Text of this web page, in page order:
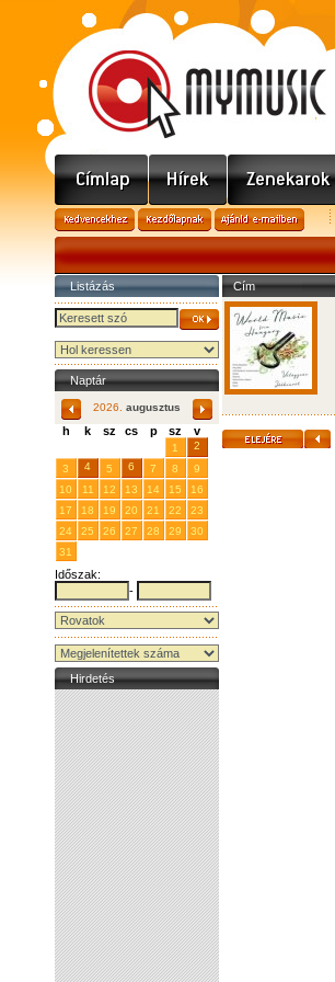
Listázás
Naptár
2026. augusztus
h k sz cs p sz v
1
2
3
4 5 6 7 8
9
10
11 12 13 14 15
16
17
18 19 20 21 22
23
24
25 26 27 28 29
30
31
Időszak:
-
Hirdetés
Cím